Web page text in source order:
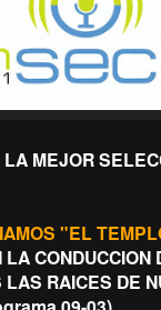
MEJOR
"EL
LA CONDUCCION
LAS RAICES DE